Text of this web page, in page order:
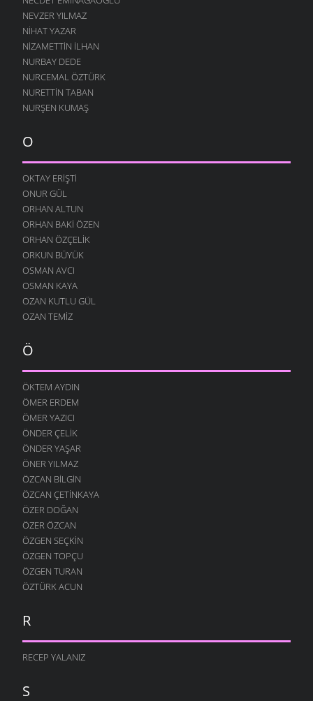
NEVZER YILMAZ
NIHAT YAZAR
NIZAMETTIN İLHAN
NURBAY DEDE
NURCEMAL ÖZTÜRK
NURETTIN TABAN
NURŞEN KUMAŞ
O
OKTAY ERIŞTI
ONUR GÜL
ORHAN ALTUN
ORHAN BAKI ÖZEN
ORHAN ÖZÇELIK
ORKUN BÜYÜK
OSMAN AVCI
OSMAN KAYA
OZAN KUTLU GÜL
OZAN TEMIZ
Ö
ÖKTEM AYDIN
ÖMER ERDEM
ÖMER YAZICI
ÖNDER ÇELIK
ÖNDER YAŞAR
ÖNER YILMAZ
ÖZCAN BILGIN
ÖZCAN ÇETINKAYA
ÖZER DOĞAN
ÖZER ÖZCAN
ÖZGEN SEÇKIN
ÖZGEN TOPÇU
ÖZGEN TURAN
ÖZTÜRK ACUN
R
RECEP YALANIZ
S